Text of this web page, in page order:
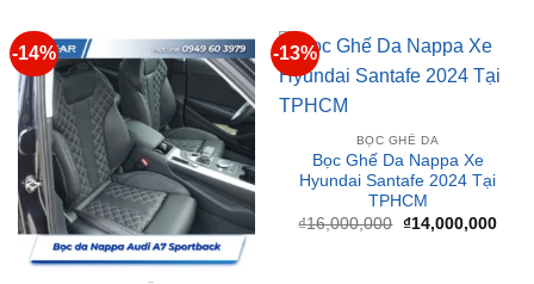
BỌC GHẾ DA
Bọc Ghế Da Nappa Xe Audi
A7 Sportback Tại TPHCM
BỌC GHẾ DA
Bọc Ghế Da Nappa Xe
TPHCM
16,000,000 Giá
gốc
là:
₫16,000,000.
₫ 14,000,000
hiện
tại